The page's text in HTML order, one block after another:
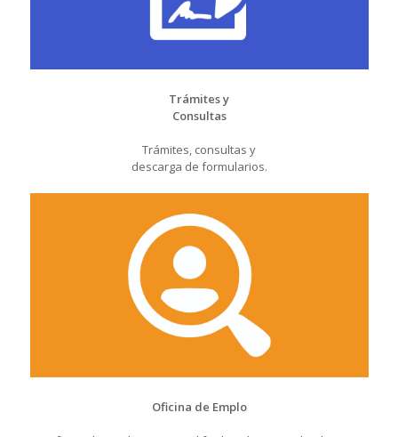
Trámites y
Consultas
Trámites, consultas y
descarga de formularios.
Oficina de Emplo